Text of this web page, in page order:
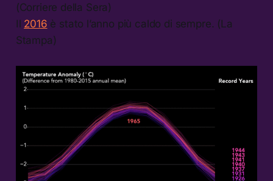
(Corriere della Sera)
Il 2016 è stato l’anno più caldo di sempre. (La
Stampa)